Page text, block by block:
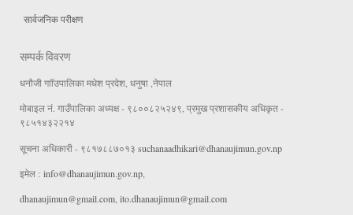
सार्वजनिक परीक्षण
सम्पर्क विवरण
धनौजी गाॉउपालिका मधेश प्रदेश, धनुषा ,नेपाल
मोबाइल नं. गाउँपालिका अध्यक्ष - ९८००८२५२४९, प्रमुख प्रशासकीय अधिकृत -
९८५१४३२२१४
सूचना अधिकारी - ९८१७८८७०१३ suchanaadhikari@dhanaujimun.gov.np
इमेल : info@dhanaujimun.gov.np
dhanaujimun@gmail.com,ito.dhanaujimun@gmail.com